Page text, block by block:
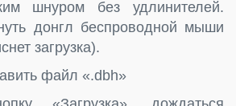
шнуром без удлинителей.
донгл беспроводной мыши
загрузка).
файл «.dbh»